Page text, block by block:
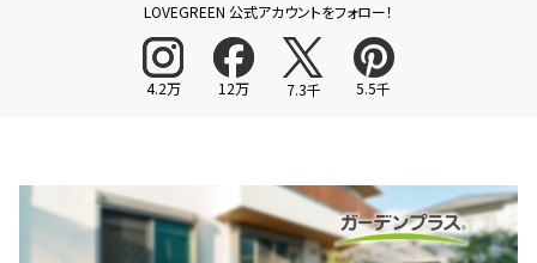
LOVEGREEN 公式アカウントをフォロー！
4.2万 12万 7.3千 5.5千